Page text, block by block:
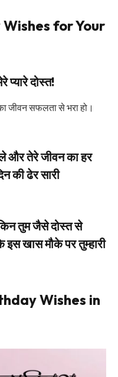
for Your
प्यारे दोस्त!
जीवन सफलता से भरा हो।
और तेरे जीवन का हर
की ढेर सारी
तुम जैसे दोस्त से
इस खास मौके पर तुम्हारी
Wishes in